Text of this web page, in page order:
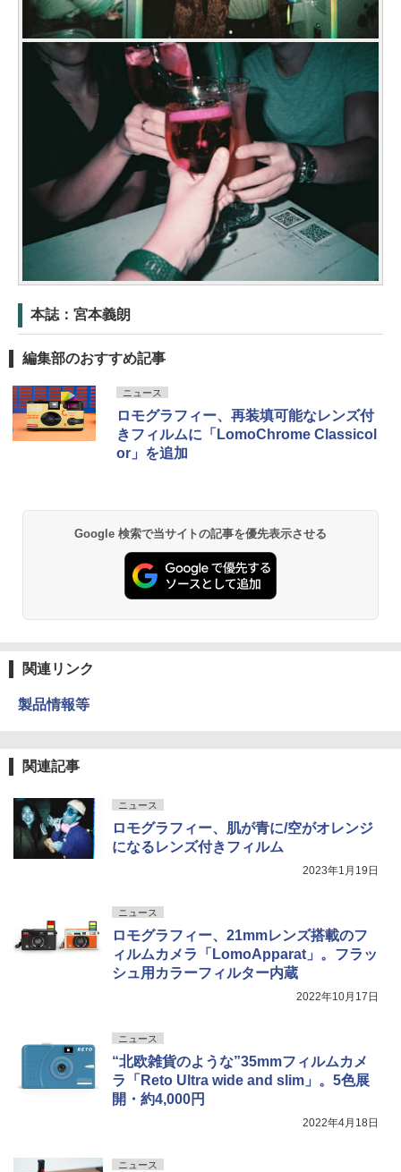
本誌：宮本義朗
編集部のおすすめ記事
ニュース
ロモグラフィー、再装填可能なレンズ付
きフィルムに「LomoChrome Classicol
or」を追加
Google 検索で当サイトの記事を優先表示させる
関連リンク
製品情報等
関連記事
ニュース
ロモグラフィー、肌が青に/空がオレンジ
になるレンズ付きフィルム
2023年1月19日
ニュース
ロモグラフィー、21mmレンズ搭載のフ
ィルムカメラ「LomoApparat」。フラッ
シュ用カラーフィルター内蔵
2022年10月17日
ニュース
“北欧雑貨のような”35mmフィルムカメ
ラ「Reto Ultra wide and slim」。5色展
開・約4,000円
2022年4月18日
ニュース